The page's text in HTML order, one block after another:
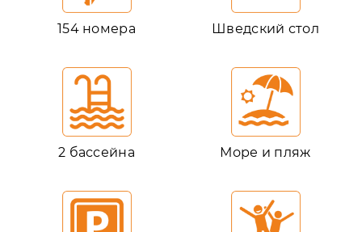
154 номера Шведский стол
2 бассейна Море и пляж